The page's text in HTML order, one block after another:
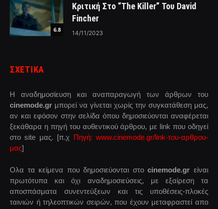
6.8
Κριτική Στο “The Killer” Του David
Fincher
14/11/2023
ΣΧΕΤΙΚΑ
Η αναδημοσίευση και αναπαραγωγή των άρθρων του
cinemode.gr μπορεί να γίνεται χωρίς την συγκατάθεση μας,
αν και εφόσον στην σελίδα όπου δημοσιεύονται αναφέρεται
ξεκάθαρα η πηγή του αυθεντικού άρθρου, με link που οδηγεί
στο site μας. [π.χ Πηγή: www.cinemode.gr/link-του-αρθρου-
μας]
Ολα τα κείμενα που δημοσιεύονται στοcinemode.gr είναι
πρωτότυπα και όχι αναδημοσιεύσεις, με εξαίρεση τα
αποσπάσματα συνεντεύξεων και τις υποθέσεις-πλοκές
ταινιών ή τηλεοπτικών σειρών, που έχουν μεταφραστεί απο